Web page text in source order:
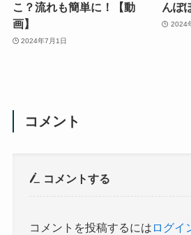
こ？流れも簡単に！【動
画】
2024年7月1日
んぽ
2024
コメント
コメントする
コメントを投稿するには ログイ